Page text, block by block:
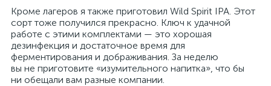
Кроме лагеров я также приготовил Wild Spirit IPA. Этот
сорт тоже получился прекрасно. Ключ к удачной
работе с этими комплектами — это хорошая
дезинфекция и достаточное время для
ферментирования и дображивания. За неделю
вы не приготовите «изумительного напитка», что бы
ни обещали вам разные компании.